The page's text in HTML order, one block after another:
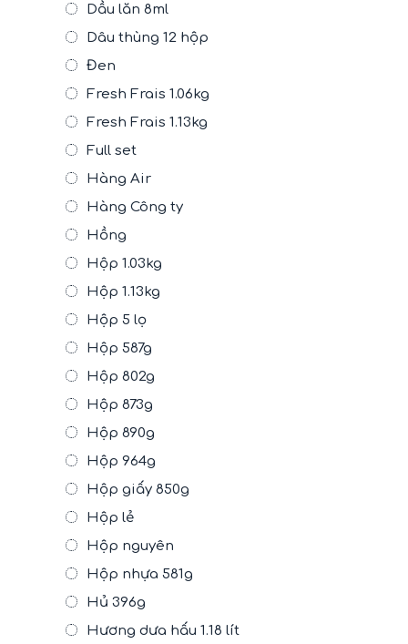
Dầu lăn 8ml
Dâu thùng 12 hộp
Đen
Fresh Frais 1.06kg
Fresh Frais 1.13kg
Full set
Hàng Air
Hàng Công ty
Hồng
Hộp 1.03kg
Hộp 1.13kg
Hộp 5 lọ
Hộp 587g
Hộp 802g
Hộp 873g
Hộp 890g
Hộp 964g
Hộp giấy 850g
Hộp lẻ
Hộp nguyên
Hộp nhựa 581g
Hủ 396g
Hương dưa hấu 1.18 lít